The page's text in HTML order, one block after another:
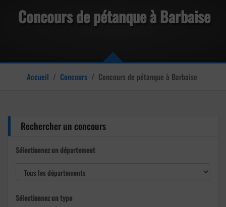
Concours de pétanque à Barbaise
Accueil / Concours / Concours de pétanque à Barbaise
Rechercher un concours
Sélectionnez un département
Sélectionnez un type